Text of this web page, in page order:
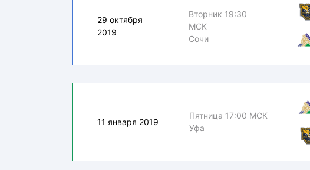
29 октября
2019
Вторник 19:30
МСК
Сочи
11 января 2019
Пятница 17:00 МСК
Уфа